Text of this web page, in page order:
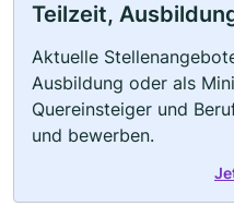
Teilzeit,
Aktuelle
Ausbildung oder als
Quereinsteiger und
und bewerben.